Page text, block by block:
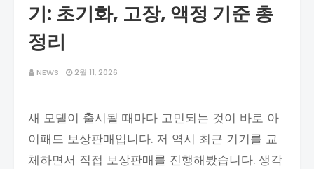
기: 초기화, 고장, 액정 기준 총
정리
NEWS 2월 11, 2026
새 모델이 출시될 때마다 고민되는 것이 바로 아
이패드 보상판매입니다. 저 역시 최근 기기를 교
체하면서 직접 보상판매를 진행해봤습니다. 생각